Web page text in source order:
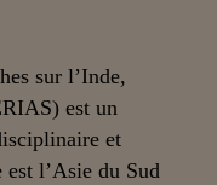
sur l’Inde,
est un
et
est l’Asie du Sud